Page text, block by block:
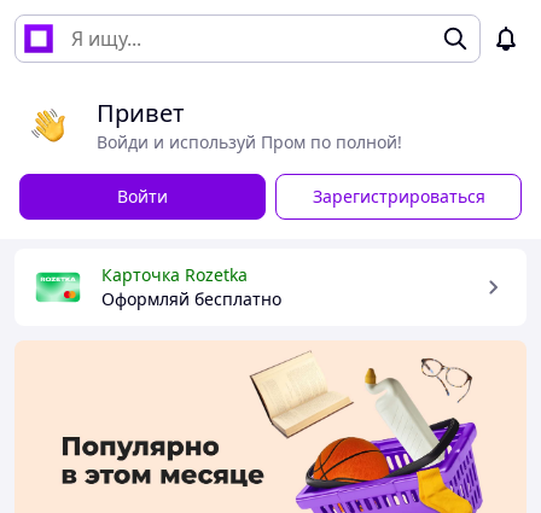
Привет
Войди и используй Пром по полной!
Войти Зарегистрироваться
Карточка Rozetka
Оформляй бесплатно